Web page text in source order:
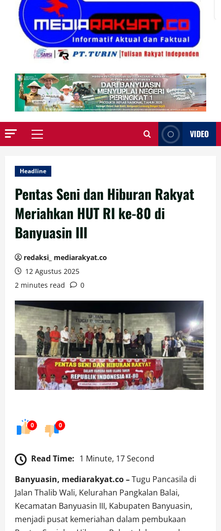
Primary
VIDEO
Headline
Pentas Seni dan Hiburan Rakyat
Meriahkan HUT RI ke-80 di
Banyuasin III
redaksi_ mediarakyat.co
12 Agustus 2025
2 minutes read
0
0 0
Read Time: 1 Minute, 17 Second
Banyuasin, mediarakyat.co –Tugu Pancasila di
Jalan Thalib Wali, Kelurahan Pangkalan Balai,
Kecamatan Banyuasin III, Kabupaten Banyuasin,
menjadi pusat kemeriahan dalam pembukaan